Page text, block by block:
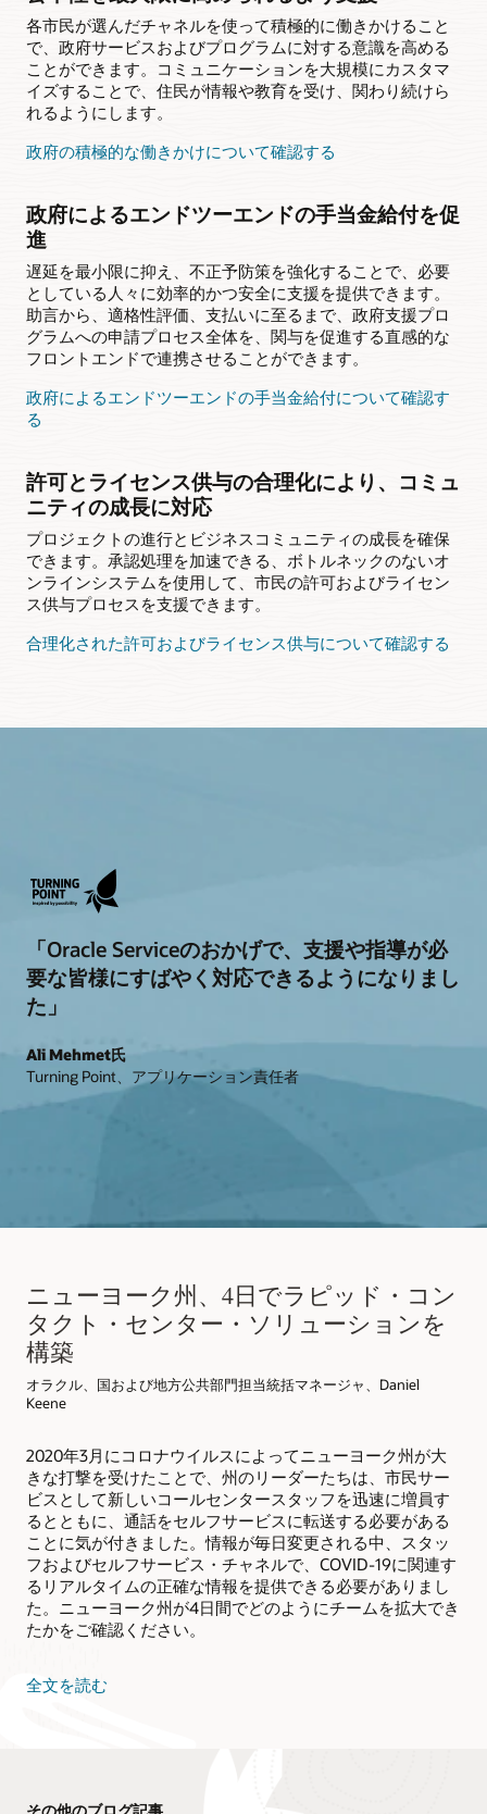
各市民が選んだチャネルを使って積極的に働きかけること
で、政府サービスおよびプログラムに対する意識を高める
ことができます。コミュニケーションを大規模にカスタマ
イズすることで、住民が情報や教育を受け、関わり続けら
れるようにします。
政府の積極的な働きかけについて確認する
政府によるエンドツーエンドの手当金給付を促
進
遅延を最小限に抑え、不正予防策を強化することで、必要
としている人々に効率的かつ安全に支援を提供できます。
助言から、適格性評価、支払いに至るまで、政府支援プロ
グラムへの申請プロセス全体を、関与を促進する直感的な
フロントエンドで連携させることができます。
政府によるエンドツーエンドの手当金給付について確認す
る
許可とライセンス供与の合理化により、コミュ
ニティの成長に対応
プロジェクトの進行とビジネスコミュニティの成長を確保
できます。承認処理を加速できる、ボトルネックのないオ
ンラインシステムを使用して、市民の許可およびライセン
ス供与プロセスを支援できます。
合理化された許可およびライセンス供与について確認する
「Oracle Serviceのおかげで、支援や指導が必
要な皆様にすばやく対応できるようになりまし
た」
Ali Mehmet氏
Turning Point、アプリケーション責任者
ニューヨーク州、4日でラピッド・コン
タクト・センター・ソリューションを
構築
オラクル、国および地方公共部門担当統括マネージャ、Daniel
Keene
2020年3月にコロナウイルスによってニューヨーク州が大
きな打撃を受けたことで、州のリーダーたちは、市民サー
ビスとして新しいコールセンタースタッフを迅速に増員す
るとともに、通話をセルフサービスに転送する必要がある
ことに気が付きました。情報が毎日変更される中、スタッ
フおよびセルフサービス・チャネルで、COVID-19に関連す
るリアルタイムの正確な情報を提供できる必要がありまし
た。ニューヨーク州が4日間でどのようにチームを拡大でき
たかをご確認ください。
全文を読む